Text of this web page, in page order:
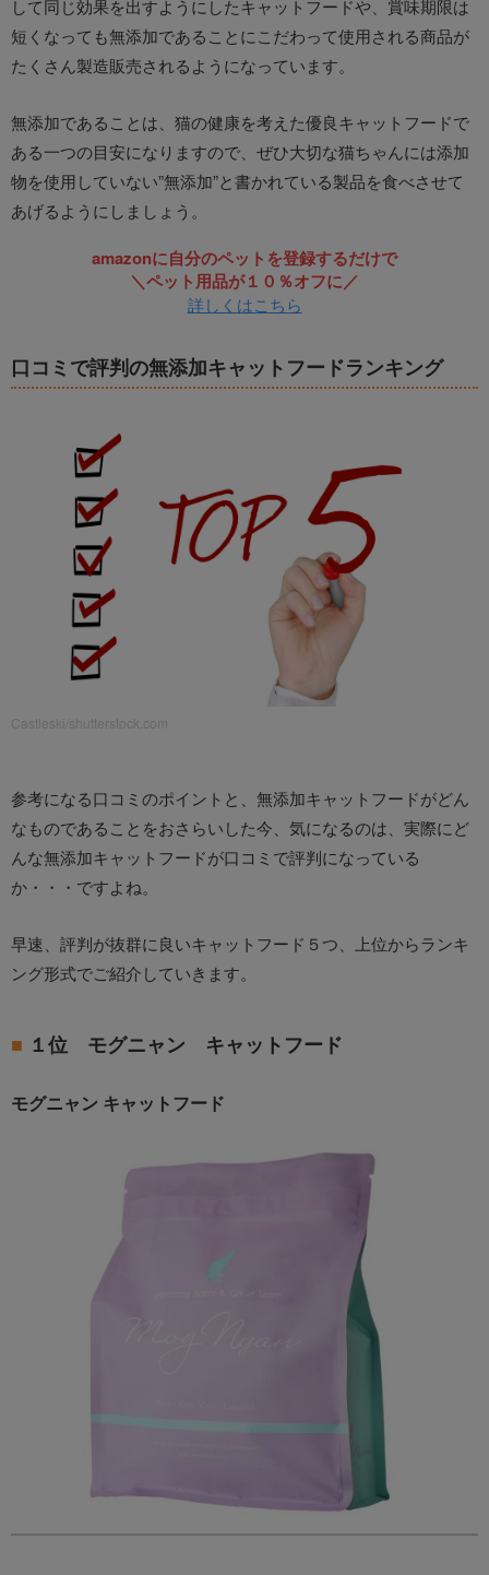
して同じ効果を出すようにしたキャットフードや、賞味期限は
短くなっても無添加であることにこだわって使用される商品が
たくさん製造販売されるようになっています。
無添加であることは、猫の健康を考えた優良キャットフードで
ある一つの目安になりますので、ぜひ大切な猫ちゃんには添加
物を使用していない”無添加”と書かれている製品を食べさせて
あげるようにしましょう。
amazonに自分のペットを登録するだけで
＼ペット用品が１０％オフに／
詳しくはこちら
口コミで評判の無添加キャットフードランキング
Castleski/shutterstock.com
参考になる口コミのポイントと、無添加キャットフードがどん
なものであることをおさらいした今、気になるのは、実際にど
んな無添加キャットフードが口コミで評判になっている
か・・・ですよね。
早速、評判が抜群に良いキャットフード５つ、上位からランキ
ング形式でご紹介していきます。
１位 モグニャン キャットフード
モグニャン キャットフード